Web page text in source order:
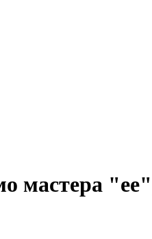
мастера